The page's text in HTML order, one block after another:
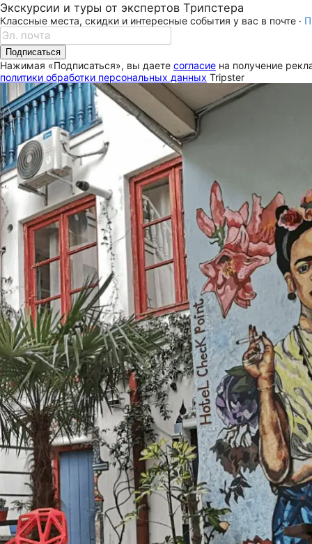
Экскурсии и туры от экспертов Трипстера
Классные места, скидки и интересные события у вас в почте ·
Подписаться
Нажимая «Подписаться», вы даете согласие на получение
политики обработки персональных данных Tripster